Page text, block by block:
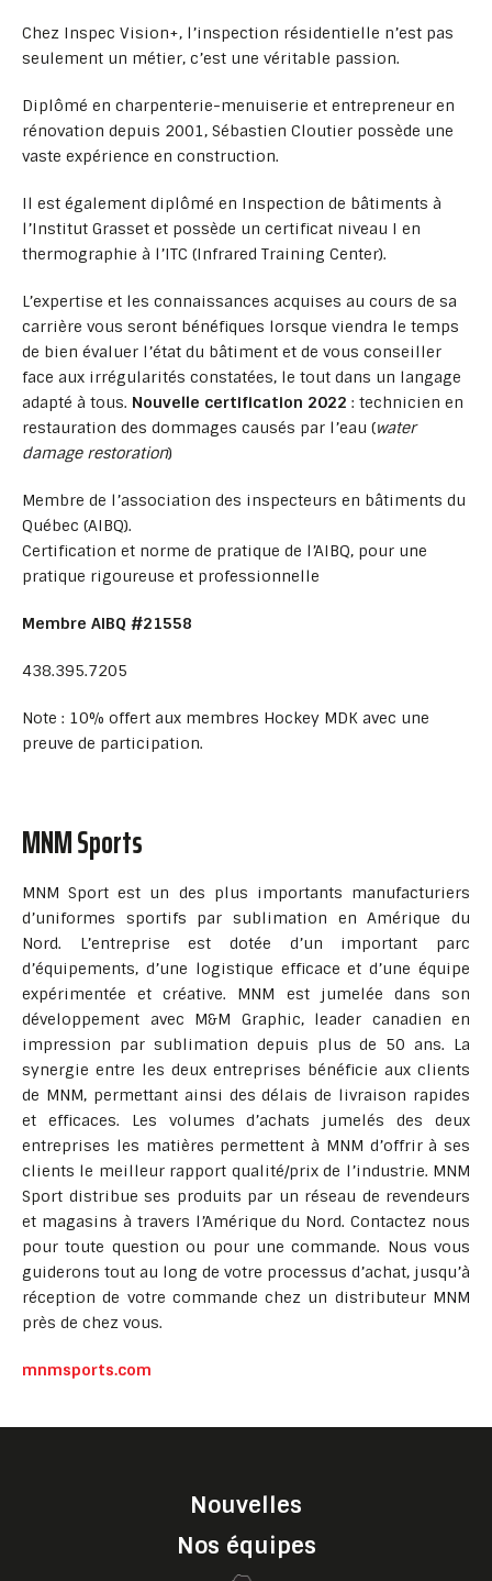
Chez Inspec Vision+, l’inspection résidentielle n’est pas
seulement un métier, c’est une véritable passion.
Diplômé en charpenterie-menuiserie et entrepreneur en
rénovation depuis 2001, Sébastien Cloutier possède une
vaste expérience en construction.
Il est également diplômé en Inspection de bâtiments à
l’Institut Grasset et possède un certificat niveau I en
thermographie à l’ITC (Infrared Training Center).
L’expertise et les connaissances acquises au cours de sa
carrière vous seront bénéfiques lorsque viendra le temps
de bien évaluer l’état du bâtiment et de vous conseiller
face aux irrégularités constatées, le tout dans un langage
adapté à tous. Nouvelle certification 2022 : technicien en
restauration des dommages causés par l’eau (water
damage restoration)
Membre de l’association des inspecteurs en bâtiments du
Québec (AIBQ).
Certification et norme de pratique de l’AIBQ, pour une
pratique rigoureuse et professionnelle
Membre AIBQ #21558
438.395.7205
Note : 10% offert aux membres Hockey MDK avec une
preuve de participation.
MNM Sports
MNM Sport est un des plus importants manufacturiers
d’uniformes sportifs par sublimation en Amérique du
Nord. L’entreprise est dotée d’un important parc
d’équipements, d’une logistique efficace et d’une équipe
expérimentée et créative. MNM est jumelée dans son
développement avec M&M Graphic, leader canadien en
impression par sublimation depuis plus de 50 ans. La
synergie entre les deux entreprises bénéficie aux clients
de MNM, permettant ainsi des délais de livraison rapides
et efficaces. Les volumes d’achats jumelés des deux
entreprises les matières permettent à MNM d’offrir à ses
clients le meilleur rapport qualité/prix de l’industrie. MNM
Sport distribue ses produits par un réseau de revendeurs
et magasins à travers l’Amérique du Nord. Contactez nous
pour toute question ou pour une commande. Nous vous
guiderons tout au long de votre processus d’achat, jusqu’à
réception de votre commande chez un distributeur MNM
près de chez vous.
mnmsports.com
Nouvelles
Nos équipes